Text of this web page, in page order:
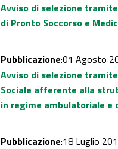
Avviso di selezione
di Pronto Soccorso e
Pubblicazione:01 Agosto
Avviso di selezione
Sociale afferente alla
in regime ambulatoriale e
Pubblicazione:18 Luglio